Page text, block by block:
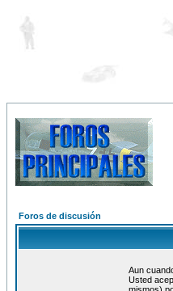
Foros de discusión
Aun
Usted